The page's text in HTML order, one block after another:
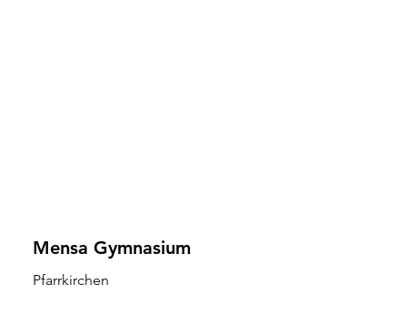
Mensa Gymnasium
Pfarrkirchen